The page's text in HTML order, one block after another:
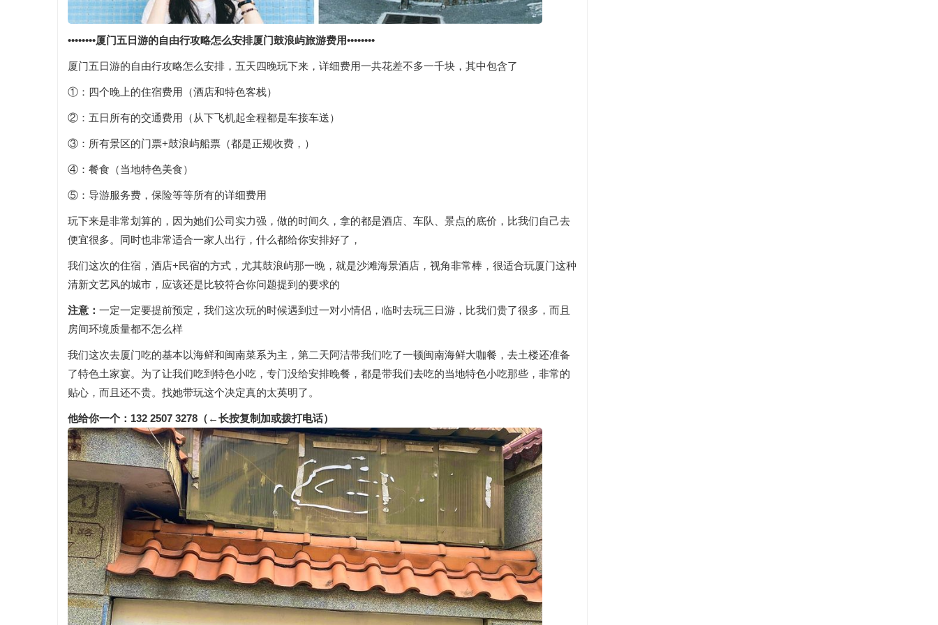
••••••••厦门五日游的自由行攻略怎么安排厦门鼓浪屿旅游费用••••••••
厦门五日游的自由行攻略怎么安排，五天四晚玩下来，详细费用一共花差不多一千块，其中包含了
①：四个晚上的住宿费用（酒店和特色客栈）
②：五日所有的交通费用（从下飞机起全程都是车接车送）
③：所有景区的门票+鼓浪屿船票（都是正规收费，）
④：餐食（当地特色美食）
⑤：导游服务费，保险等等所有的详细费用
玩下来是非常划算的，因为她们公司实力强，做的时间久，拿的都是酒店、车队、景点的底价，比我们自己去
便宜很多。同时也非常适合一家人出行，什么都给你安排好了，
我们这次的住宿，酒店+民宿的方式，尤其鼓浪屿那一晚，就是沙滩海景酒店，视角非常棒，很适合玩厦门这种
清新文艺风的城市，应该还是比较符合你问题提到的要求的
注意： 一定一定要提前预定，我们这次玩的时候遇到过一对小情侣，临时去玩三日游，比我们贵了很多，而且
房间环境质量都不怎么样
我们这次去厦门吃的基本以海鲜和闽南菜系为主，第二天阿洁带我们吃了一顿闽南海鲜大咖餐，去土楼还准备
了特色土家宴。为了让我们吃到特色小吃，专门没给安排晚餐，都是带我们去吃的当地特色小吃那些，非常的
贴心，而且还不贵。找她带玩这个决定真的太英明了。
他给你一个：132 2507 3278（←长按复制加或拨打电话）